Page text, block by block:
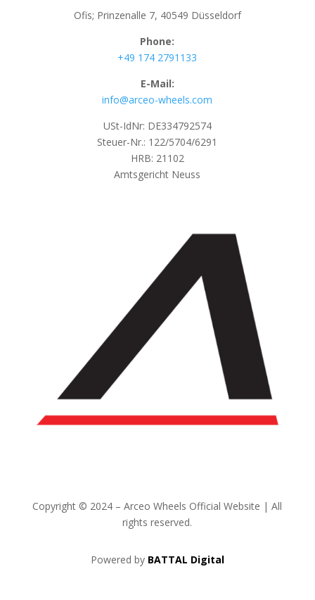
Ofis; Prinzenalle 7, 40549 Düsseldorf
Phone:
+49 174 2791133
E-Mail:
info@arceo-wheels.com
USt-IdNr: DE334792574
Steuer-Nr.: 122/5704/6291
HRB: 21102
Amtsgericht Neuss
Copyright© 2024 – Arceo Wheels Official Website | All
rights reserved.
Powered by BATTAL Digital